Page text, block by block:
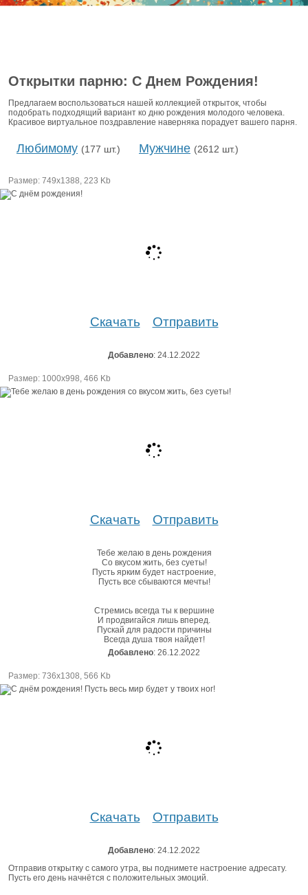
Открытки парню: С Днем Рождения!
Предлагаем воспользоваться нашей коллекцией открыток, чтобы
подобрать подходящий вариант ко дню рождения молодого человека.
Красивое виртуальное поздравление наверняка порадует вашего парня.
Любимому (177 шт.) Мужчине (2612 шт.)
Размер: 749х1388, 223 Kb
Скачать Отправить
Добавлено: 24.12.2022
Размер: 1000х998, 466 Kb
Скачать Отправить
Тебе желаю в день рождения
Со вкусом жить, без суеты!
Пусть ярким будет настроение,
Пусть все сбываются мечты!
Стремись всегда ты к вершине
И продвигайся лишь вперед.
Пускай для радости причины
Всегда душа твоя найдет!
Добавлено: 26.12.2022
Размер: 736х1308, 566 Kb
Скачать Отправить
Добавлено: 24.12.2022
Отправив открытку с самого утра, вы поднимете настроение адресату.
Пусть его день начнётся с положительных эмоций.